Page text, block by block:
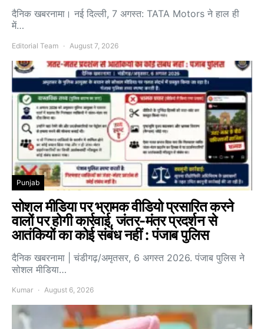
दैनिक खबरनामा। नई दिल्ली, 7 अगस्त: TATA Motors ने हाल ही
में…
Editorial Team August 7, 2026
Punjab
सोशल मीडिया पर भ्रामक वीडियो प्रसारित करने
वालों पर होगी कार्रवाई, जंतर-मंतर प्रदर्शन से
आतंकियों का कोई संबंध नहीं : पंजाब पुलिस
दैनिक खबरनामा | चंडीगढ़/अमृतसर, 6 अगस्त 2026. पंजाब पुलिस ने
सोशल मीडिया…
Kumar August 6, 2026